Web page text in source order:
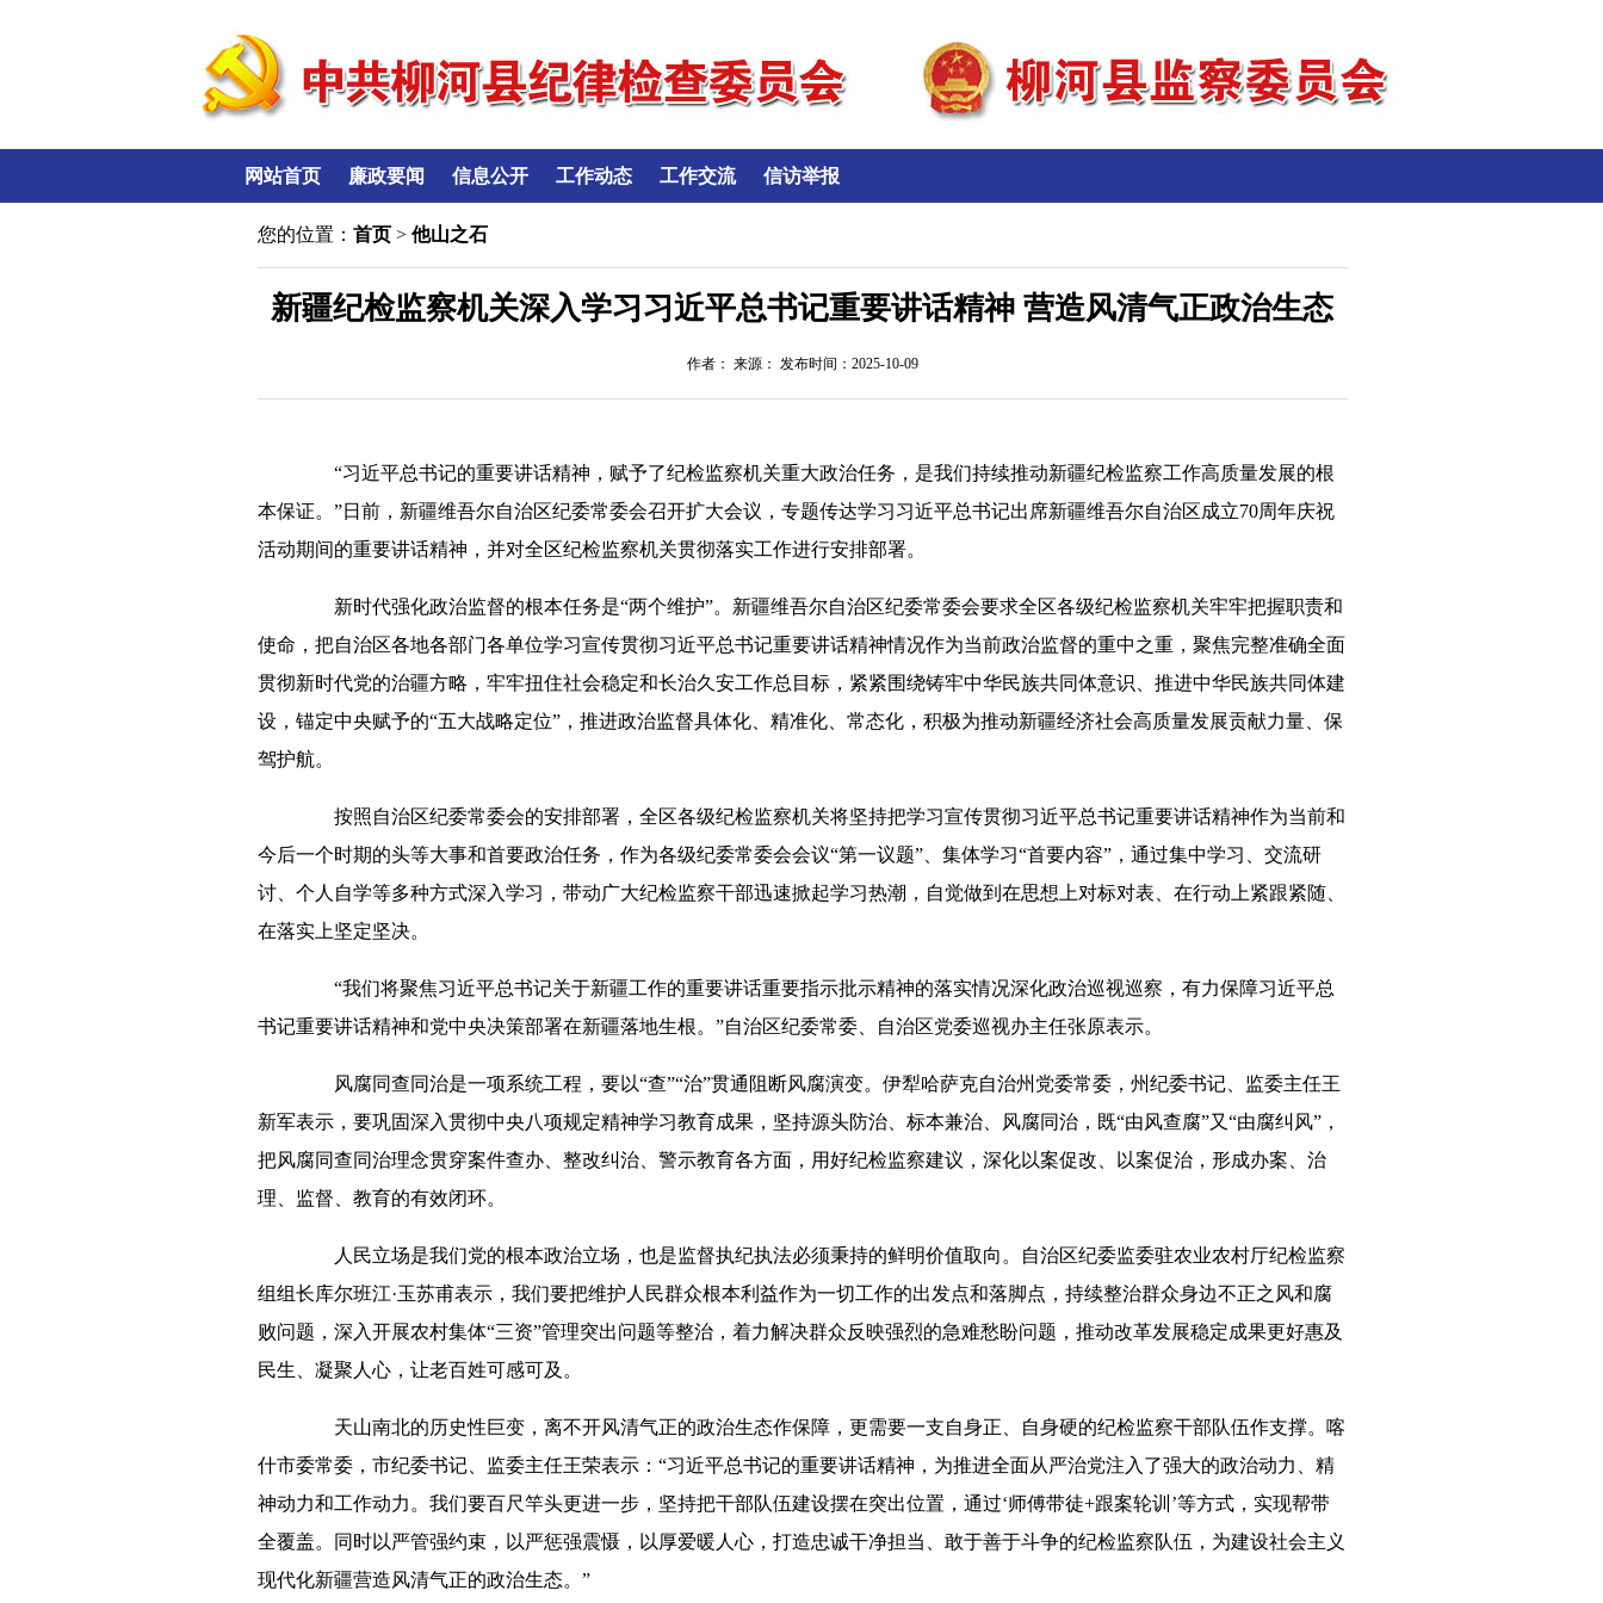
网站首页 廉政要闻 信息公开 工作动态 工作交流 信访举报
您的位置：首页 >他山之石
新疆纪检监察机关深入学习习近平总书记重要讲话精神 营造风清气正政治生态
作者： 来源： 发布时间：2025-10-09
“习近平总书记的重要讲话精神，赋予了纪检监察机关重大政治任务，是我们持续推动新疆纪检监察工作高质量发展的根
本保证。”日前，新疆维吾尔自治区纪委常委会召开扩大会议，专题传达学习习近平总书记出席新疆维吾尔自治区成立70周年庆祝
活动期间的重要讲话精神，并对全区纪检监察机关贯彻落实工作进行安排部署。
新时代强化政治监督的根本任务是“两个维护”。新疆维吾尔自治区纪委常委会要求全区各级纪检监察机关牢牢把握职责和
使命，把自治区各地各部门各单位学习宣传贯彻习近平总书记重要讲话精神情况作为当前政治监督的重中之重，聚焦完整准确全面
贯彻新时代党的治疆方略，牢牢扭住社会稳定和长治久安工作总目标，紧紧围绕铸牢中华民族共同体意识、推进中华民族共同体建
设，锚定中央赋予的“五大战略定位”，推进政治监督具体化、精准化、常态化，积极为推动新疆经济社会高质量发展贡献力量、保
驾护航。
按照自治区纪委常委会的安排部署，全区各级纪检监察机关将坚持把学习宣传贯彻习近平总书记重要讲话精神作为当前和
今后一个时期的头等大事和首要政治任务，作为各级纪委常委会会议“第一议题”、集体学习“首要内容”，通过集中学习、交流研
讨、个人自学等多种方式深入学习，带动广大纪检监察干部迅速掀起学习热潮，自觉做到在思想上对标对表、在行动上紧跟紧随、
在落实上坚定坚决。
“我们将聚焦习近平总书记关于新疆工作的重要讲话重要指示批示精神的落实情况深化政治巡视巡察，有力保障习近平总
书记重要讲话精神和党中央决策部署在新疆落地生根。”自治区纪委常委、自治区党委巡视办主任张原表示。
风腐同查同治是一项系统工程，要以“查”“治”贯通阻断风腐演变。伊犁哈萨克自治州党委常委，州纪委书记、监委主任王
新军表示，要巩固深入贯彻中央八项规定精神学习教育成果，坚持源头防治、标本兼治、风腐同治，既“由风查腐”又“由腐纠风”，
把风腐同查同治理念贯穿案件查办、整改纠治、警示教育各方面，用好纪检监察建议，深化以案促改、以案促治，形成办案、治
理、监督、教育的有效闭环。
人民立场是我们党的根本政治立场，也是监督执纪执法必须秉持的鲜明价值取向。自治区纪委监委驻农业农村厅纪检监察
组组长库尔班江·玉苏甫表示，我们要把维护人民群众根本利益作为一切工作的出发点和落脚点，持续整治群众身边不正之风和腐
败问题，深入开展农村集体“三资”管理突出问题等整治，着力解决群众反映强烈的急难愁盼问题，推动改革发展稳定成果更好惠及
民生、凝聚人心，让老百姓可感可及。
天山南北的历史性巨变，离不开风清气正的政治生态作保障，更需要一支自身正、自身硬的纪检监察干部队伍作支撑。喀
什市委常委，市纪委书记、监委主任王荣表示：“习近平总书记的重要讲话精神，为推进全面从严治党注入了强大的政治动力、精
神动力和工作动力。我们要百尺竿头更进一步，坚持把干部队伍建设摆在突出位置，通过‘师傅带徒+跟案轮训’等方式，实现帮带
全覆盖。同时以严管强约束，以严惩强震慑，以厚爱暖人心，打造忠诚干净担当、敢于善于斗争的纪检监察队伍，为建设社会主义
现代化新疆营造风清气正的政治生态。”